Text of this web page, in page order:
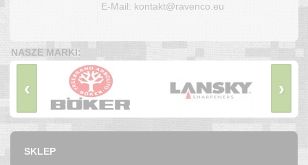
E-Mail: kontakt@ravenco.eu
NASZE MARKI:
‹ ›
SKLEP